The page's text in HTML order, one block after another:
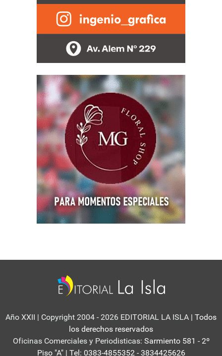
Año XXII | Copyright 2004 - 2026 EDITORIAL LA ISLA | Todos
los derechos reservados
Oficinas Comerciales y Periodisticas: Sarmiento 581 - 2º
Piso "A" | Tel: 0383-4855352 - 3834425626